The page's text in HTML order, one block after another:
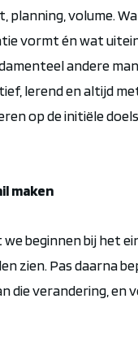
planning, volume.
vormt én wat
andere
lerend en altijd
op de initiële
maken
beginnen bij het
zien. Pas daarna
die verandering, en